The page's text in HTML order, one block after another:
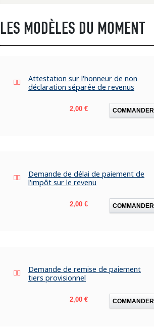
LES MODÈLES DU MOMENT
Attestation sur l'honneur de non
déclaration séparée de revenus
Prix
2,00 € COMMANDER
Demande de délai de paiement de
l'impôt sur le revenu
Prix
2,00 € COMMANDER
Demande de remise de paiement
tiers provisionnel
Prix
2,00 € COMMANDER